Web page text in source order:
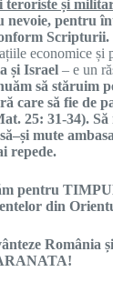
teroriste și
nevoie, pentru
Scripturii.
economice și
și Israel – e un
să stăruim
ă care să fie de
25: 31-34). Să
să–și mute
repede.
pentru
din
România